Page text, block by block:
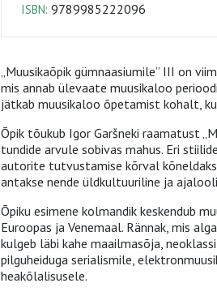
ISBN: 9789985222096
„Muusikaõpik gümnaasiumile” III on
mis annab ülevaate muusikaloo
jätkab muusikaloo õpetamist kohalt,
Õpik tõukub Igor Garšneki raamatust
tundide arvule sobivas mahus. Eri
autorite tutvustamise kõrval
antakse nende üldkultuuriline ja
Õpiku esimene kolmandik keskendub
Euroopas ja Venemaal. Rännak, mis
kulgeb läbi kahe maailmasõja,
pilguheiduga serialismile,
heakõlalisusele.